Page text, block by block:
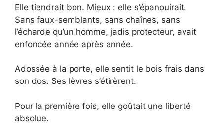
Elle tiendrait bon. Mieux : elle s’épanouirait.
Sans faux-semblants, sans chaînes, sans
l’écharde qu’un homme, jadis protecteur, avait
enfoncée année après année.
Adossée à la porte, elle sentit le bois frais dans
son dos. Ses lèvres s’étirèrent.
Pour la première fois, elle goûtait une liberté
absolue.